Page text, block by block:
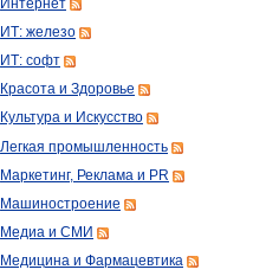
Интернет
ИТ: железо
ИТ: софт
Красота и Здоровье
Культура и Искусство
Легкая промышленность
Маркетинг, Реклама и PR
Машиностроение
Медиа и СМИ
Медицина и Фармацевтика